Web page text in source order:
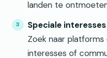
landen te
Speciale interesses
Zoek naar
interesses of